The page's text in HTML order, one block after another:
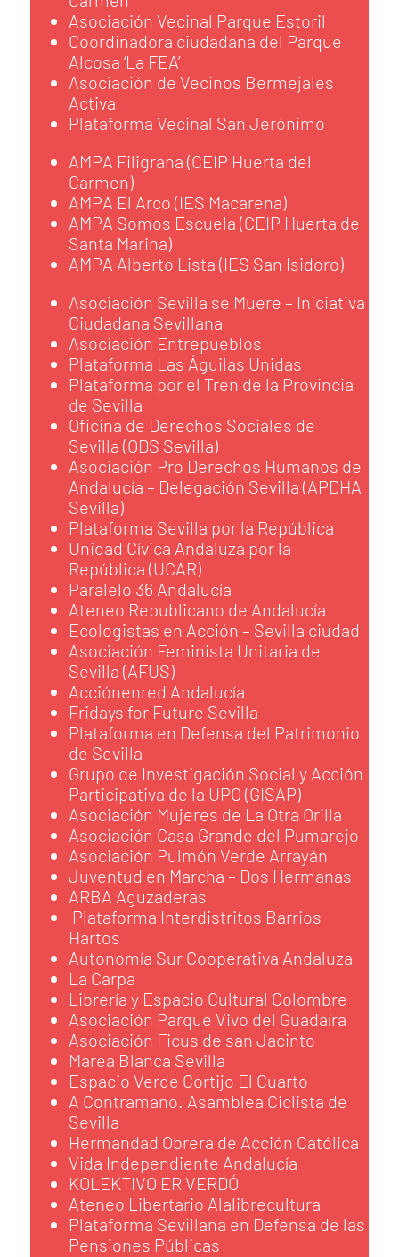
Asociación Vecinal Parque Estoril
Coordinadora ciudadana del Parque
Alcosa ‘La FEA’
Asociación de Vecinos Bermejales
Activa
Plataforma Vecinal San Jerónimo
AMPA Filigrana (CEIP Huerta del
Carmen)
AMPA El Arco (IES Macarena)
AMPA Somos Escuela (CEIP Huerta de
Santa Marina)
AMPA Alberto Lista (IES San Isidoro)
Asociación Sevilla se Muere – Iniciativa
Ciudadana Sevillana
Asociación Entrepueblos
Plataforma Las Águilas Unidas
Plataforma por el Tren de la Provincia
de Sevilla
Oficina de Derechos Sociales de
Sevilla (ODS Sevilla)
Asociación Pro Derechos Humanos de
Andalucía – Delegación Sevilla (APDHA
Sevilla)
Plataforma Sevilla por la República
Unidad Cívica Andaluza por la
República (UCAR)
Paralelo 36 Andalucía
Ateneo Republicano de Andalucía
Ecologistas en Acción – Sevilla ciudad
Asociación Feminista Unitaria de
Sevilla (AFUS)
Acciónenred Andalucía
Fridays for Future Sevilla
Plataforma en Defensa del Patrimonio
de Sevilla
Grupo de Investigación Social y Acción
Participativa de la UPO (GISAP)
Asociación Mujeres de La Otra Orilla
Asociación Casa Grande del Pumarejo
Asociación Pulmón Verde Arrayán
Juventud en Marcha – Dos Hermanas
ARBA Aguzaderas
Plataforma Interdistritos Barrios
Hartos
Autonomía Sur Cooperativa Andaluza
La Carpa
Librería y Espacio Cultural Colombre
Asociación Parque Vivo del Guadaíra
Asociación Ficus de san Jacinto
Marea Blanca Sevilla
Espacio Verde Cortijo El Cuarto
A Contramano. Asamblea Ciclista de
Sevilla
Hermandad Obrera de Acción Católica
Vida Independiente Andalucía
KOLEKTIVO ER VERDÓ
Ateneo Libertario Alalibrecultura
Plataforma Sevillana en Defensa de las
Pensiones Públicas